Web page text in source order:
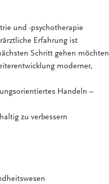
und -psychotherapie
Erfahrung ist
Schritt gehen möchten
moderner,
Handeln –
zu verbessern